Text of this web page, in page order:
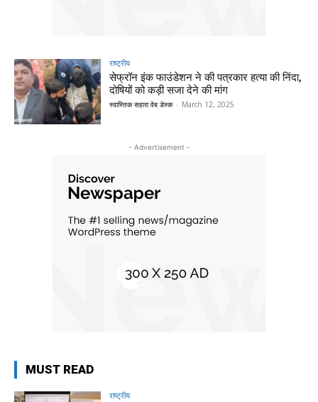
राष्ट्रीय
सेफ्रॉन इंक फाउंडेशन ने की पत्रकार हत्या की निंदा,
दोषियों को कड़ी सजा देने की मांग
स्वास्तिक सहारा वेब डेस्क - March 12, 2025
- Advertisement -
MUST READ
राष्ट्रीय